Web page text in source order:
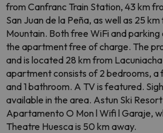
from Canfranc Train Station, 43 km
San Juan de la Peña, as well as 25
Mountain. Both free WiFi and
the apartment free of charge. The
and is located 28 km from
apartment consists of 2 bedrooms, a
and 1 bathroom. A TV is featured.
available in the area. Astun Ski
Apartamento O Mon l Wifi l Garaje,
Theatre Huesca is 50 km away.